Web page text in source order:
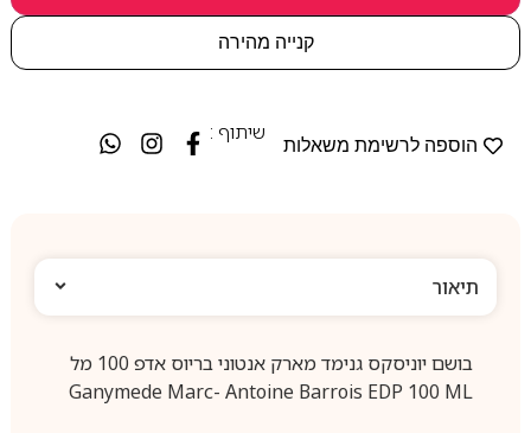
קנייה מהירה
הוספה לרשימת משאלות
שיתוף :
תיאור
בושם יוניסקס גנימד מארק אנטוני בריוס אדפ 100 מל
Ganymede Marc- Antoine Barrois EDP 100 ML